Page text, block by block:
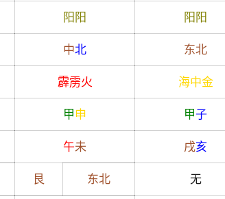
阳 阳 阳 阳
中北 东北
霹雳火 海中金
甲申 甲子
午未 戌亥
艮 东北 无